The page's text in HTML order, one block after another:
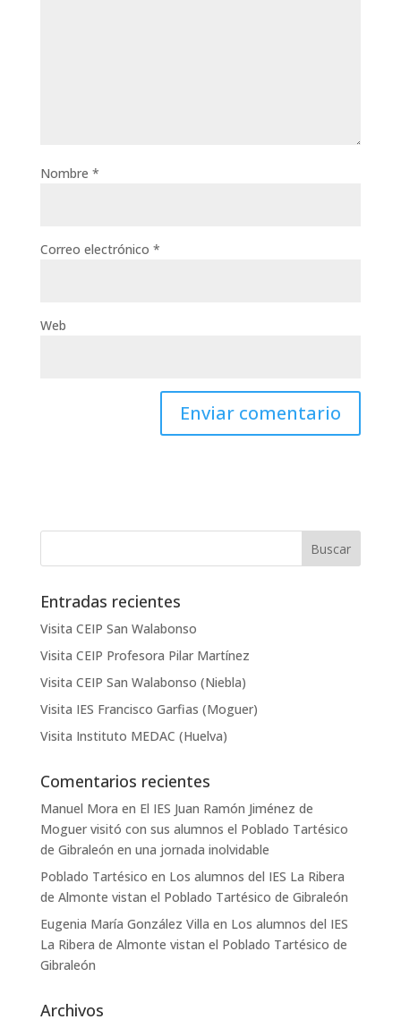
Nombre *
Correo electrónico *
Web
Entradas recientes
Visita CEIP San Walabonso
Visita CEIP Profesora Pilar Martínez
Visita CEIP San Walabonso (Niebla)
Visita IES Francisco Garfias (Moguer)
Visita Instituto MEDAC (Huelva)
Comentarios recientes
Manuel Mora en El IES Juan Ramón Jiménez de
Moguer visitó con sus alumnos el Poblado Tartésico
de Gibraleón en una jornada inolvidable
Poblado Tartésico en Los alumnos del IES La Ribera
de Almonte vistan el Poblado Tartésico de Gibraleón
Eugenia María González Villa en Los alumnos del IES
La Ribera de Almonte vistan el Poblado Tartésico de
Gibraleón
Archivos